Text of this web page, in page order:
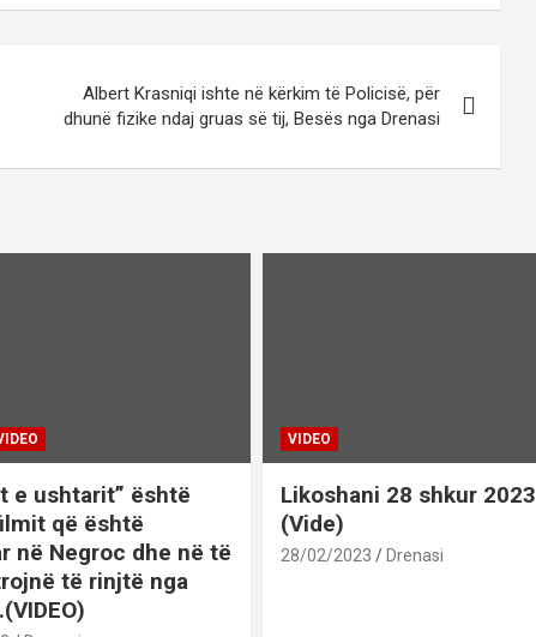
Albert Krasniqi ishte në kërkim të Policisë, për
dhunë fizike ndaj gruas së tij, Besës nga Drenasi
e ushtarit” është
që është
në Negroc dhe në të
të rinjtë nga
VIDEO
Likoshani 28 shkur 2023
(Vide)
28/02/2023 Drenasi